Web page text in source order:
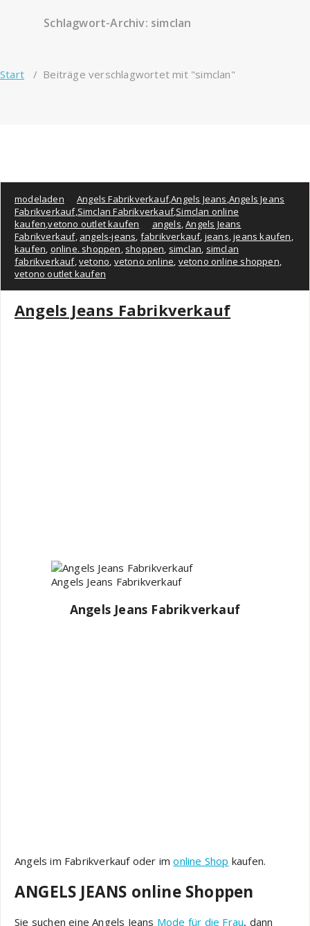
Schlagwort-Archiv: simclan
Start / Beiträge verschlagwortet mit "simclan"
modeladen Angels Fabrikverkauf,Angels Jeans,Angels Jeans
Fabrikverkauf,Simclan Fabrikverkauf,Simclan online
kaufen,vetono outlet kaufen angels,Angels Jeans
Fabrikverkauf, angels-jeans, fabrikverkauf, jeans,jeans kaufen,
kaufen, online. shoppen, shoppen, simclan, simclan
fabrikverkauf,vetono, vetono online, vetono online shoppen,
vetono outlet kaufen
Angels Jeans Fabrikverkauf
Angels Jeans Fabrikverkauf
Angels Jeans Fabrikverkauf
Angels im Fabrikverkauf oder imonline Shop kaufen.
ANGELS JEANS online Shoppen
Sie suchen eine Angels Jeans Mode für die Frau, dann